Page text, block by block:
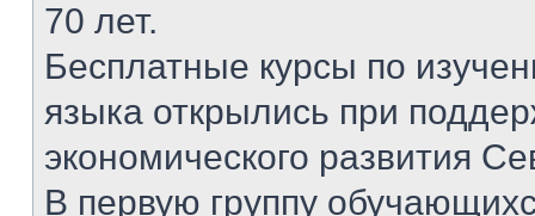
70 лет.
Бесплатные курсы по
языка открылись при
экономического развития
В первую группу